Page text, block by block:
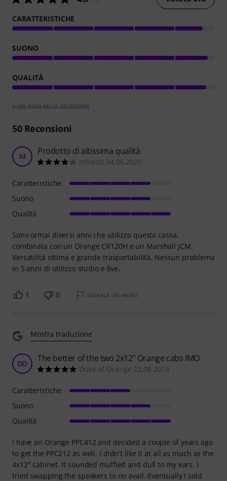
CARATTERISTICHE
SUONO
QUALITÀ
Linee guida per la valutazione
50Recensioni
M Prodotto di altissima qualità
mtverzi 04.06.2020
Sono ormai diversi anni che utilizzo questa cassa,
combinata con un Orange CR120H e un Marshall JCM.
Versatilità ottima e grande trasportabilità. Nessun problema
in 5 anni di utilizzo studio e live.
Caratteristiche
Suono
Qualità
1 0 SEGNALA UN ABUSO
Mostra traduzione
DO The better of the two 2x12" Orange cabs IMO
Duke of Orange 22.08.2013
I have an Orange PPC412 and decided a couple of years ago
to get the PPC212 as well. I didn't like it at all as much as the
4x12" cabinet. It sounded muffled and dull to my ears. I
tried swapping the speakers to no avail. Eventually I sold
Caratteristiche
Suono
Qualità